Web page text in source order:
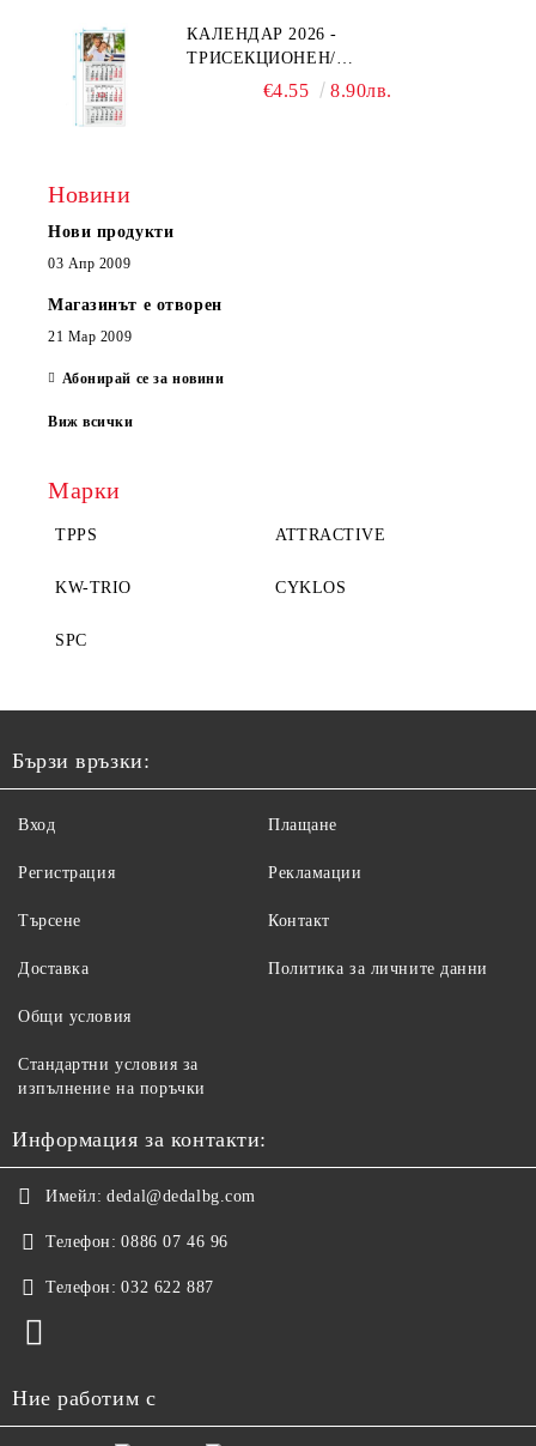
КАЛЕНДАР 2026 -
ТРИСЕКЦИОНЕН/
ЕДНОСЕКЦИОНЕН
€4.55 8.90лв.
Новини
Нови продукти
03 Апр 2009
Магазинът е отворен
21 Мар 2009
Абонирай се за новини
Виж всички
Марки
TPPS ATTRACTIVE
KW-TRIO CYKLOS
SPC
Бързи връзки:
Вход
Регистрация
Търсене
Доставка
Плащане
Рекламации
Контакт
Политика за личните данни
Общи условия
Стандартни условия за
изпълнение на поръчки
Информация за контакти:
Имейл: dedal@dedalbg.com
Телефон: 0886 07 46 96
Телефон: 032 622 887
Ние работим с